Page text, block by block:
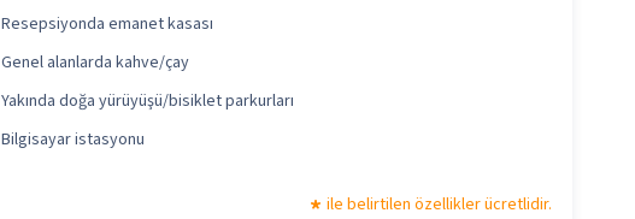
Resepsiyonda emanet kasası
Genel alanlarda kahve/çay
Yakında doğa yürüyüşü/bisiklet parkurları
Bilgisayar istasyonu
ile belirtilen özellikler ücretlidir.